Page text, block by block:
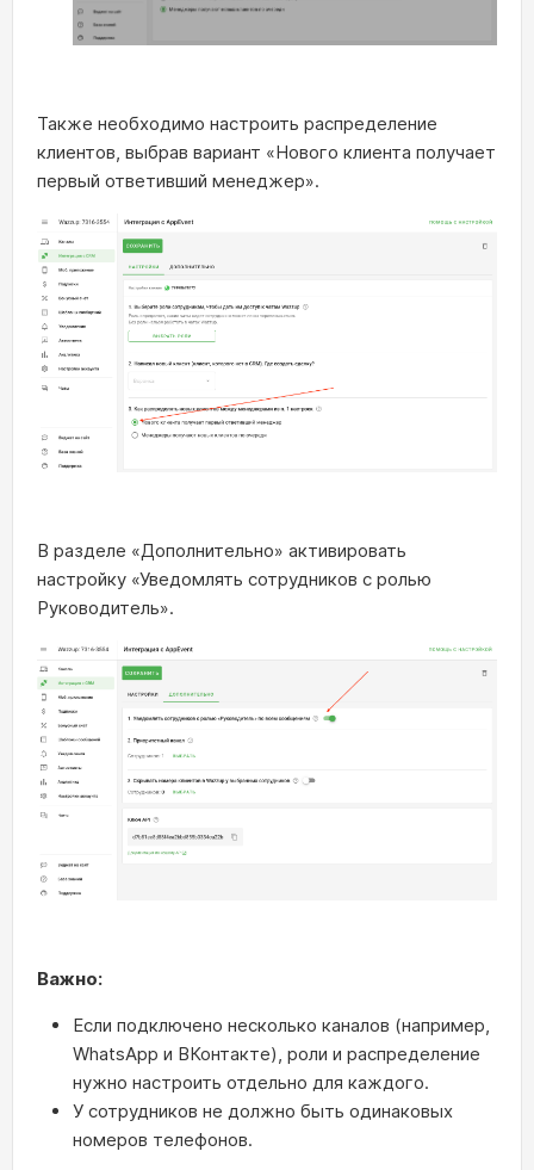
Также необходимо настроить распределение
клиентов, выбрав вариант «Нового клиента получает
первый ответивший менеджер».
В разделе «Дополнительно» активировать
настройку «Уведомлять сотрудников с ролью
Руководитель».
Важно:
Если подключено несколько каналов (например,
WhatsApp и ВКонтакте), роли и распределение
нужно настроить отдельно для каждого.
У сотрудников не должно быть одинаковых
номеров телефонов.